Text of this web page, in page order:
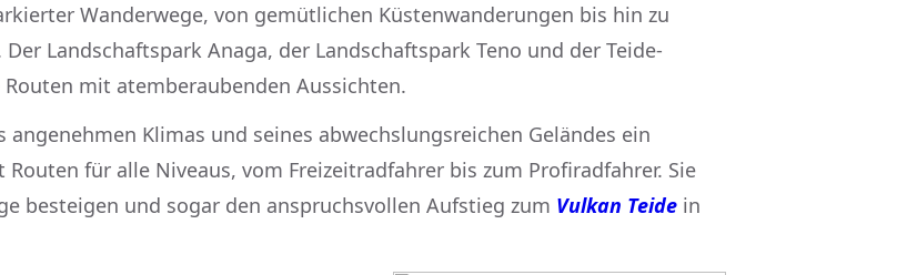
Wanderwege, von gemütlichen Küstenwanderungen bis hin zu
Landschaftspark Anaga, der Landschaftspark Teno und der Teide-
mit atemberaubenden Aussichten.
angenehmen Klimas und seines abwechslungsreichen Geländes ein
für alle Niveaus, vom Freizeitradfahrer bis zum Profiradfahrer. Sie
besteigen und sogar den anspruchsvollen Aufstieg zum Vulkan Teide in